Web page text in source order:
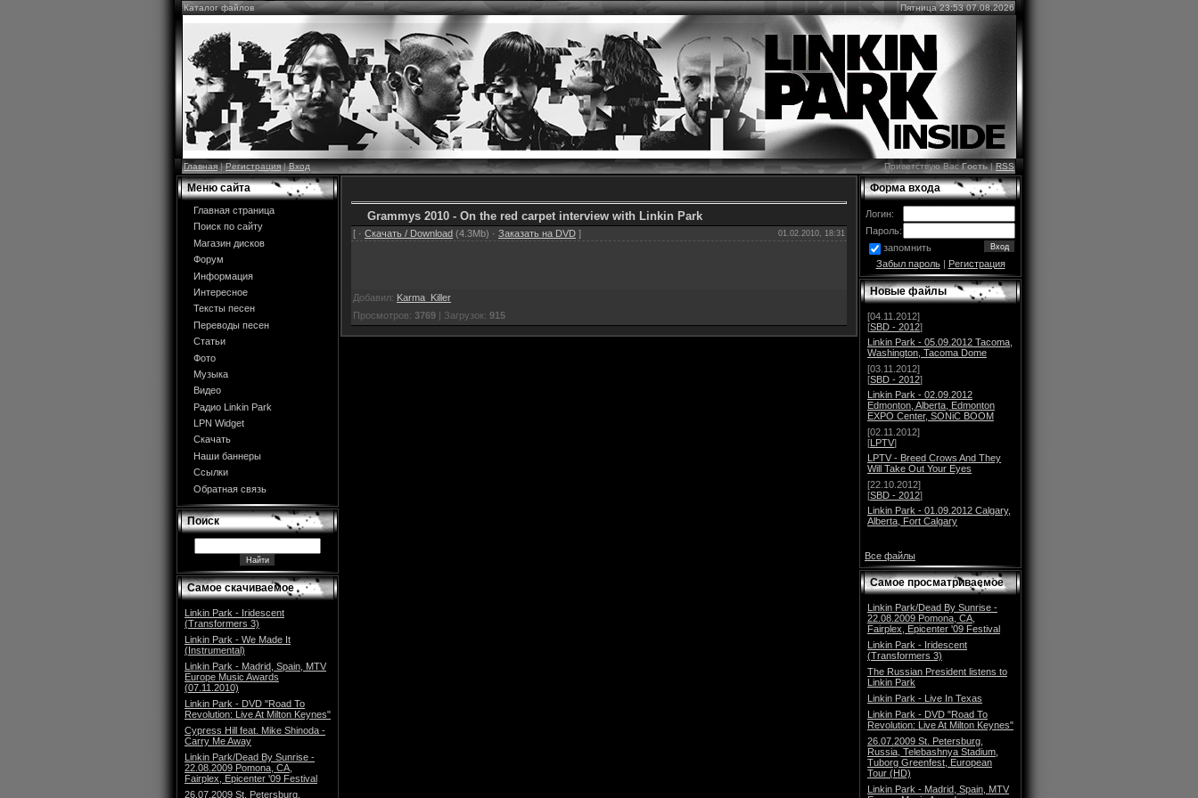
Каталог файлов Пятница 23:53 07.08.2026
Главная|Регистрация|Вход Приветствую ВасГость|RSS
Меню сайта
Главная страница
Поиск по сайту
Магазин дисков
Форум
Информация
Интересное
Тексты песен
Переводы песен
Статьи
Фото
Музыка
Видео
Радио Linkin Park
LPN Widget
Скачать
Наши баннеры
Ссылки
Обратная связь
Поиск
Самое скачиваемое
Linkin Park - Iridescent
(Transformers 3)
Linkin Park - We Made It
(Instrumental)
Linkin Park - Madrid, Spain, MTV
Europe Music Awards
(07.11.2010)
Linkin Park - DVD "Road To
Revolution: Live At Milton Keynes"
Cypress Hill feat. Mike Shinoda -
Carry Me Away
Linkin Park/Dead By Sunrise -
22.08.2009 Pomona, CA,
Fairplex, Epicenter '09 Festival
26.07.2009 St. Petersburg,
Grammys 2010 - On the red carpet interview with Linkin Park
[ · Скачать / Download (4.3Mb) · Заказать на DVD ] 01.02.2010, 18:31
Добавил: Karma_Killer
Просмотров: 3769 | Загрузок: 915
Форма входа
Логин:
Пароль:
запомнить
Забыл пароль| Регистрация
Новые файлы
[04.11.2012]
[SBD - 2012]
Linkin Park - 05.09.2012 Tacoma,
Washington, Tacoma Dome
[03.11.2012]
[SBD - 2012]
Linkin Park - 02.09.2012
Edmonton, Alberta, Edmonton
EXPO Center, SONiC BOOM
[02.11.2012]
[LPTV]
LPTV - Breed Crows And They
Will Take Out Your Eyes
[22.10.2012]
[SBD - 2012]
Linkin Park - 01.09.2012 Calgary,
Alberta, Fort Calgary
Все файлы
Самое просматриваемое
Linkin Park/Dead By Sunrise -
22.08.2009 Pomona, CA,
Fairplex, Epicenter '09 Festival
Linkin Park - Iridescent
(Transformers 3)
The Russian President listens to
Linkin Park
Linkin Park - Live In Texas
Linkin Park - DVD "Road To
Revolution: Live At Milton Keynes"
26.07.2009 St. Petersburg,
Russia, Telebashnya Stadium,
Tuborg Greenfest, European
Tour (HD)
Linkin Park - Madrid, Spain, MTV